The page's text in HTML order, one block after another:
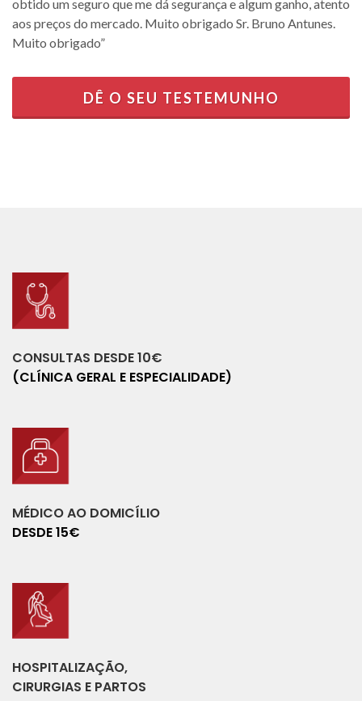
obtido um seguro que me dá segurança e algum ganho, atento
aos preços do mercado. Muito obrigado Sr. Bruno Antunes.
Muito obrigado”
DÊ O SEU TESTEMUNHO
CONSULTAS DESDE 10€
(CLÍNICA GERAL E ESPECIALIDADE)
MÉDICO AO DOMICÍLIO
DESDE 15€
HOSPITALIZAÇÃO,
CIRURGIAS E PARTOS